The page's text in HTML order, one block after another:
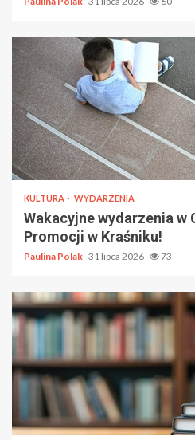
KULTURA WYDARZENIA
Wakacyjne wydarzenia w
Promocji w Kraśniku!
Paulina Polak 31 lipca 2026 73